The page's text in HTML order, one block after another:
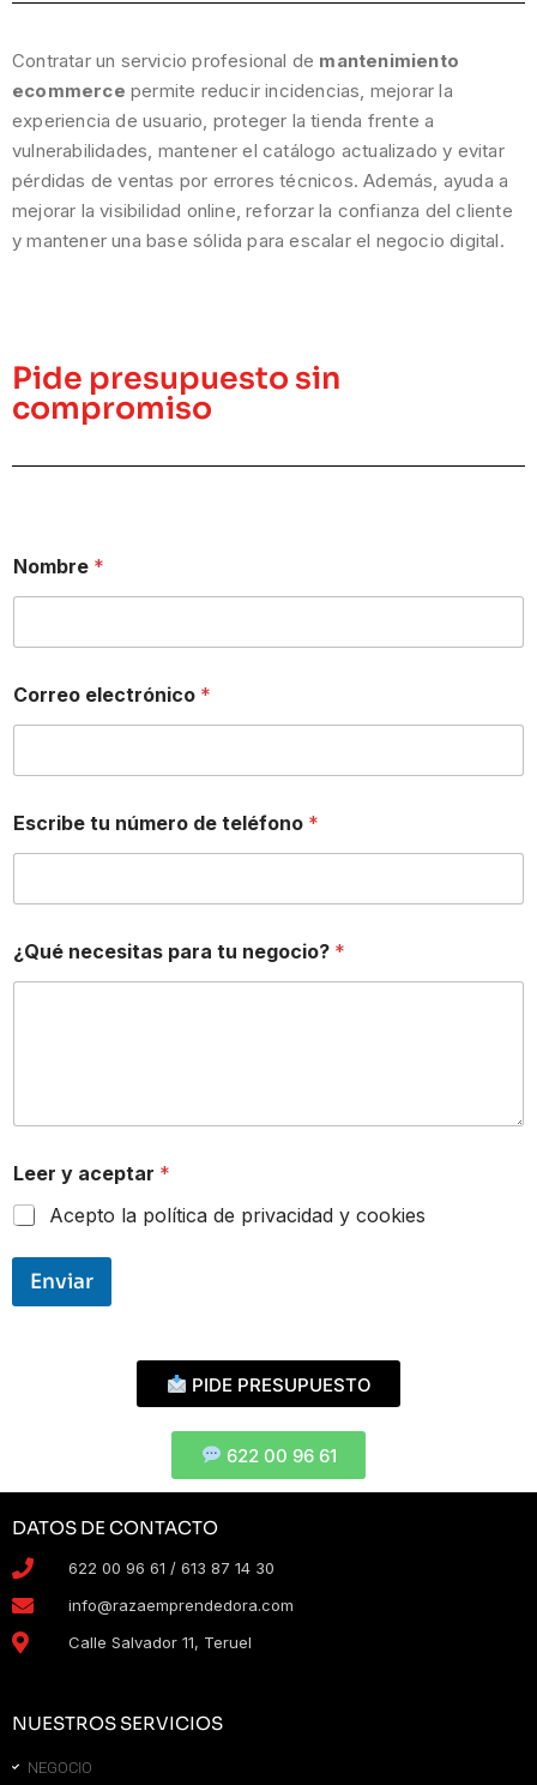
Contratar un servicio profesional de mantenimiento
ecommerce permite reducir incidencias, mejorar la
experiencia de usuario, proteger la tienda frente a
vulnerabilidades, mantener el catálogo actualizado y evitar
pérdidas de ventas por errores técnicos. Además, ayuda a
mejorar la visibilidad online, reforzar la confianza del cliente
y mantener una base sólida para escalar el negocio digital.
Pide presupuesto sin
compromiso
Nombre *
Correo electrónico *
Escribe tu número de teléfono *
¿Qué necesitas para tu negocio? *
Leer y aceptar *
Acepto la política de privacidad y cookies
Enviar
PIDE PRESUPUESTO
622 00 96 61
DATOS DE CONTACTO
622 00 96 61 / 613 87 14 30
info@razaemprendedora.com
Calle Salvador 11, Teruel
NUESTROS SERVICIOS
NEGOCIO